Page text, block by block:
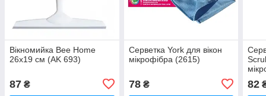
Вікномийка Bee Home
26х19 см (AK 693)
87 ₴
Серветка York для вікон
мікрофібра (2615)
78₴ 82